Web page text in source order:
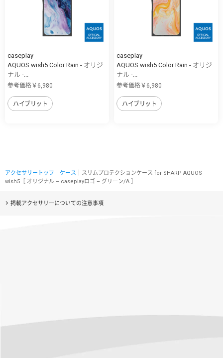
caseplay
AQUOS wish5 Color Rain - オリジ
ナル -...
参考価格￥6,980
ハイブリット
caseplay
AQUOS wish5 Color Rain - オリジ
ナル -...
参考価格￥6,980
ハイブリット
アクセサリートップ ケース ｜スリムプロテクションケース for SHARP AQUOS
wish5［ オリジナル – caseplayロゴ – グリーン/A ］
掲載アクセサリーについての注意事項